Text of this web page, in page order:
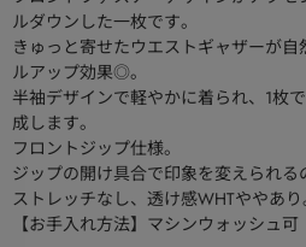
ルダウンした一枚です。
きゅっと寄せたウエストギャザーが
ルアップ効果◎。
半袖デザインで軽やかに着られ、1枚
成します。
フロントジップ仕様。
ジップの開け具合で印象を変えられる
ストレッチなし、透け感WHTややあり
【お手入れ方法】マシンウォッシュ可